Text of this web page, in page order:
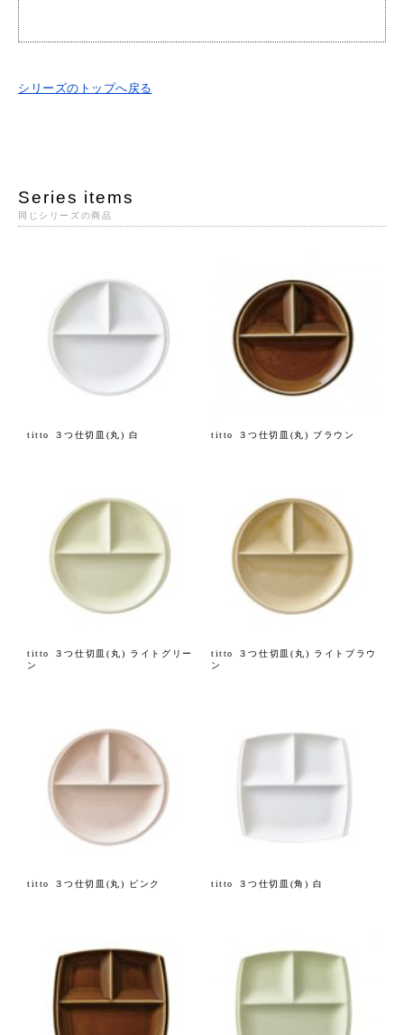
シリーズのトップへ戻る
Series items
同じシリーズの商品
titto ３つ仕切皿(丸) 白 titto ３つ仕切皿(丸) ブラウン
titto ３つ仕切皿(丸) ライトグリー
ン
titto ３つ仕切皿(丸) ライトブラウ
ン
titto ３つ仕切皿(丸) ピンク titto ３つ仕切皿(角) 白